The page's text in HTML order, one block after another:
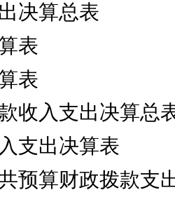
决算总表
表
表
收入支出决算总
支出决算表
预算财政拨款支